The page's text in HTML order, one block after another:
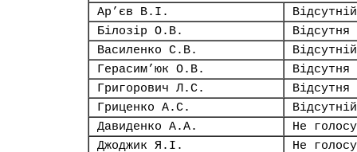
Ар’єв В.І.
Відсутній
Білозір О.В.
Відсутня
Василенко С.В.
Відсутній
Герасим’юк О.В.
Відсутня
Григорович Л.С.
Відсутня
Гриценко А.С.
Відсутній
Давиденко А.А.
Не
Джоджик Я.І.
Не